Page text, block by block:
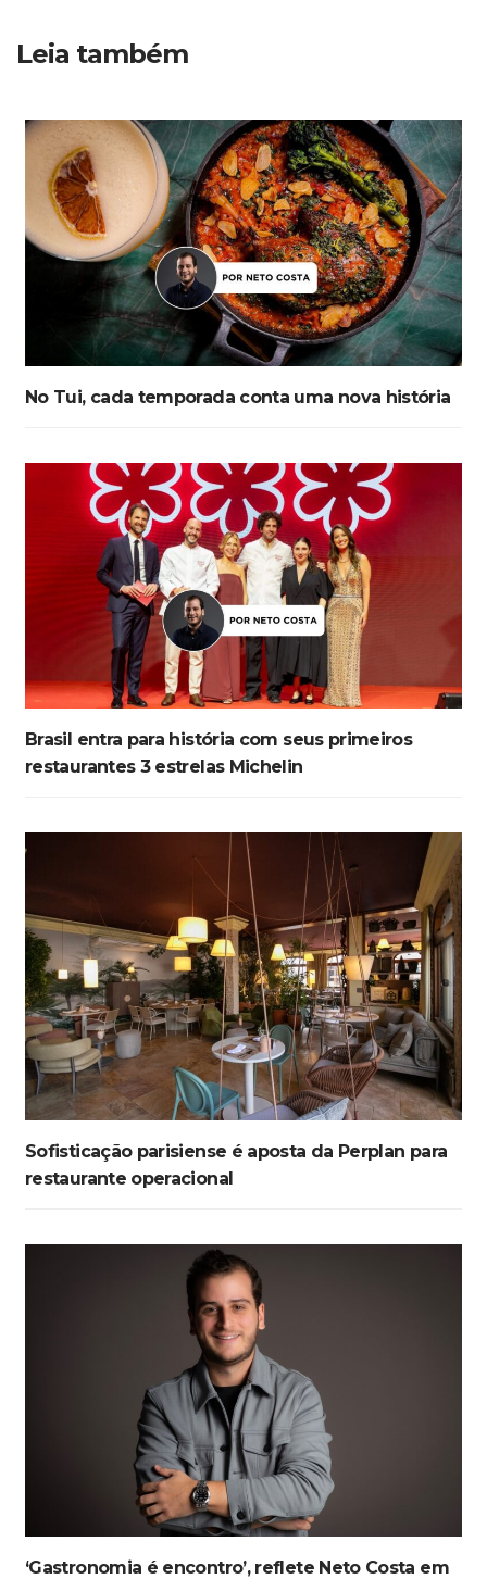
Leia também
No Tui, cada temporada conta uma nova história
Brasil entra para história com seus primeiros
restaurantes 3 estrelas Michelin
Sofisticação parisiense é aposta da Perplan para
restaurante operacional
‘Gastronomia é encontro’, reflete Neto Costa em